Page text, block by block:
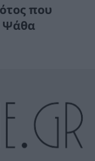
που
Ψάθα